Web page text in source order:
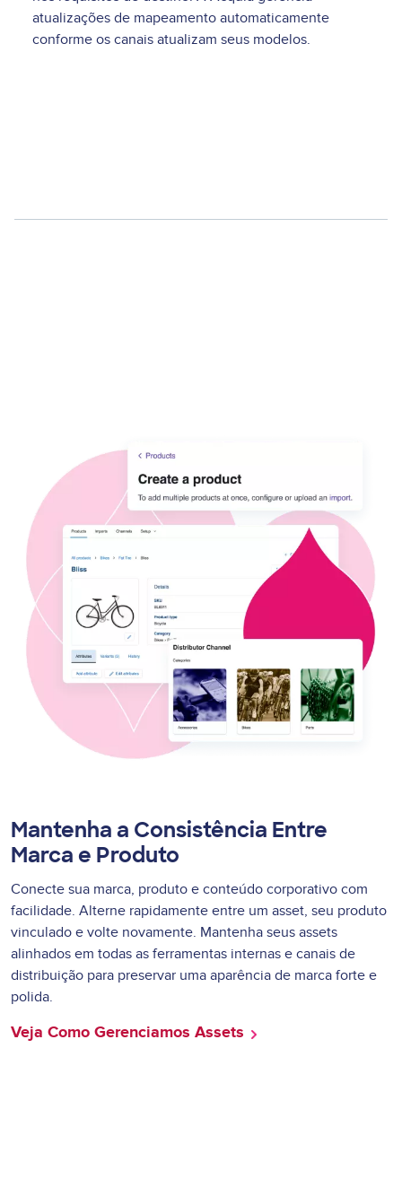
atualizações de mapeamento automaticamente
conforme os canais atualizam seus modelos.
Mantenha a Consistência Entre
Marca e Produto
Conecte sua marca, produto e conteúdo corporativo com
facilidade. Alterne rapidamente entre um asset, seu produto
vinculado e volte novamente. Mantenha seus assets
alinhados em todas as ferramentas internas e canais de
distribuição para preservar uma aparência de marca forte e
polida.
Veja Como Gerenciamos Assets